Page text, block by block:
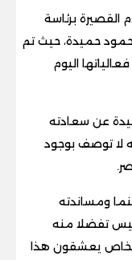
القصيرة برئاسة
محمود حميدة، حيث تم
اليوم
عن سعادته
لا توصف بوجود
ومساندته
تفضلا منه
يعشقون هذا